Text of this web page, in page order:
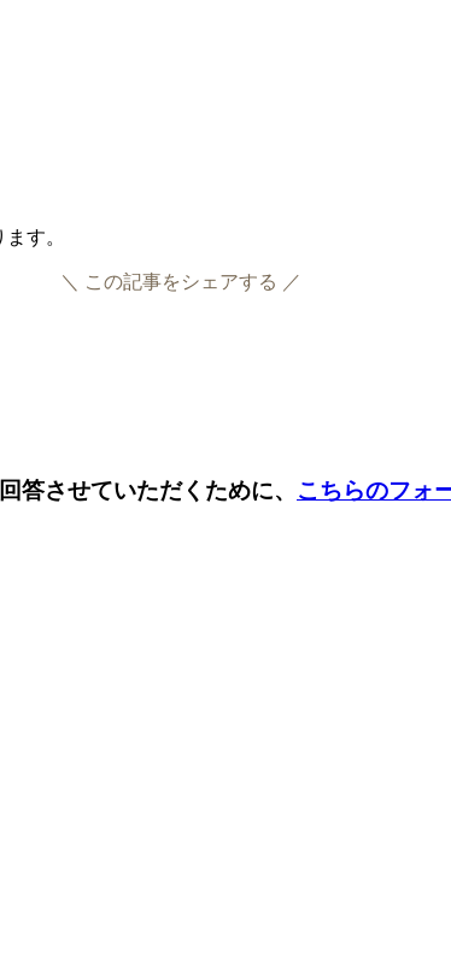
す。
＼ この記事をシェアする ／
させていただくために、 こちらのフォ